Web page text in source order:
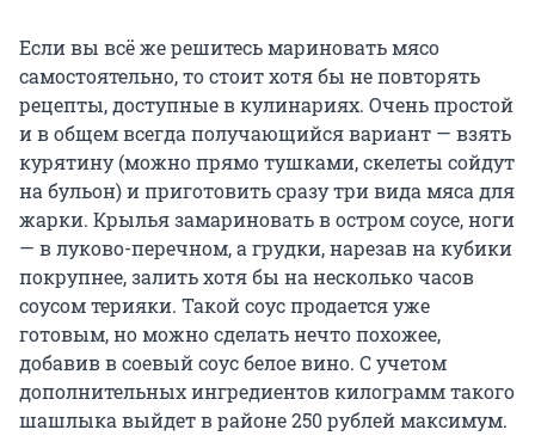
Если вы всё же решитесь мариновать мясо
самостоятельно, то стоит хотя бы не повторять
рецепты, доступные в кулинариях. Очень простой
и в общем всегда получающийся вариант — взять
курятину (можно прямо тушками, скелеты сойдут
на бульон) и приготовить сразу три вида мяса для
жарки. Крылья замариновать в остром соусе, ноги
— в луково-перечном, а грудки, нарезав на кубики
покрупнее, залить хотя бы на несколько часов
соусом терияки. Такой соус продается уже
готовым, но можно сделать нечто похожее,
добавив в соевый соус белое вино. С учетом
дополнительных ингредиентов килограмм такого
шашлыка выйдет в районе 250 рублей максимум.